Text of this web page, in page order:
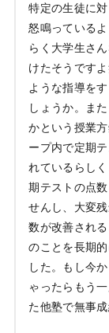
特定の生徒に
怒鳴っている
らく大学生さ
けたそうです
ような指導を
しょうか。ま
かという授業
ープ内で定期
れているらし
期テストの点
せんし、大変
数が改善され
のことを長期
した。もし今
ゃったらもう
た他塾で無事